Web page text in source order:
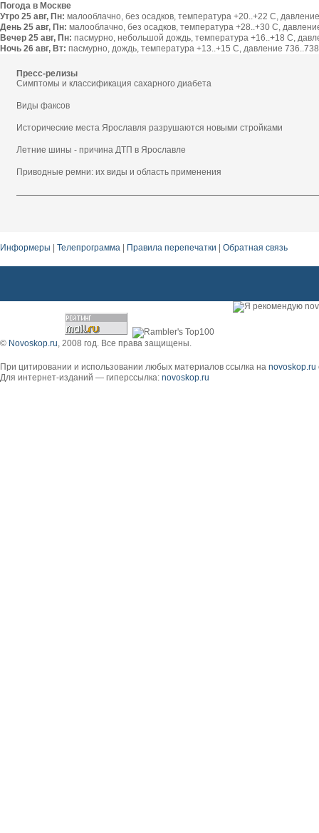
Погода в Москве
Утро 25 авг, Пн: малооблачно, без осадков, температура +20..+22 С,
День 25 авг, Пн: малооблачно, без осадков, температура +28..+30 С,
Вечер 25 авг, Пн: пасмурно, небольшой дождь, температура +16..+18 С,
Ночь 26 авг, Вт: пасмурно, дождь, температура +13..+15 С, давление
Пресс-релизы
Симптомы и классификация сахарного диабета
Виды факсов
Исторические места Ярославля разрушаются новыми стройками
Летние шины - причина ДТП в Ярославле
Приводные ремни: их виды и область применения
Информеры Телепрограмма Правила перепечатки Обратная связь
© Novoskop.ru, 2008 год. Все права защищены.
При цитировании и использовании любых материалов ссылка на novoskop.ru
Для интернет-изданий — гиперссылка: novoskop.ru